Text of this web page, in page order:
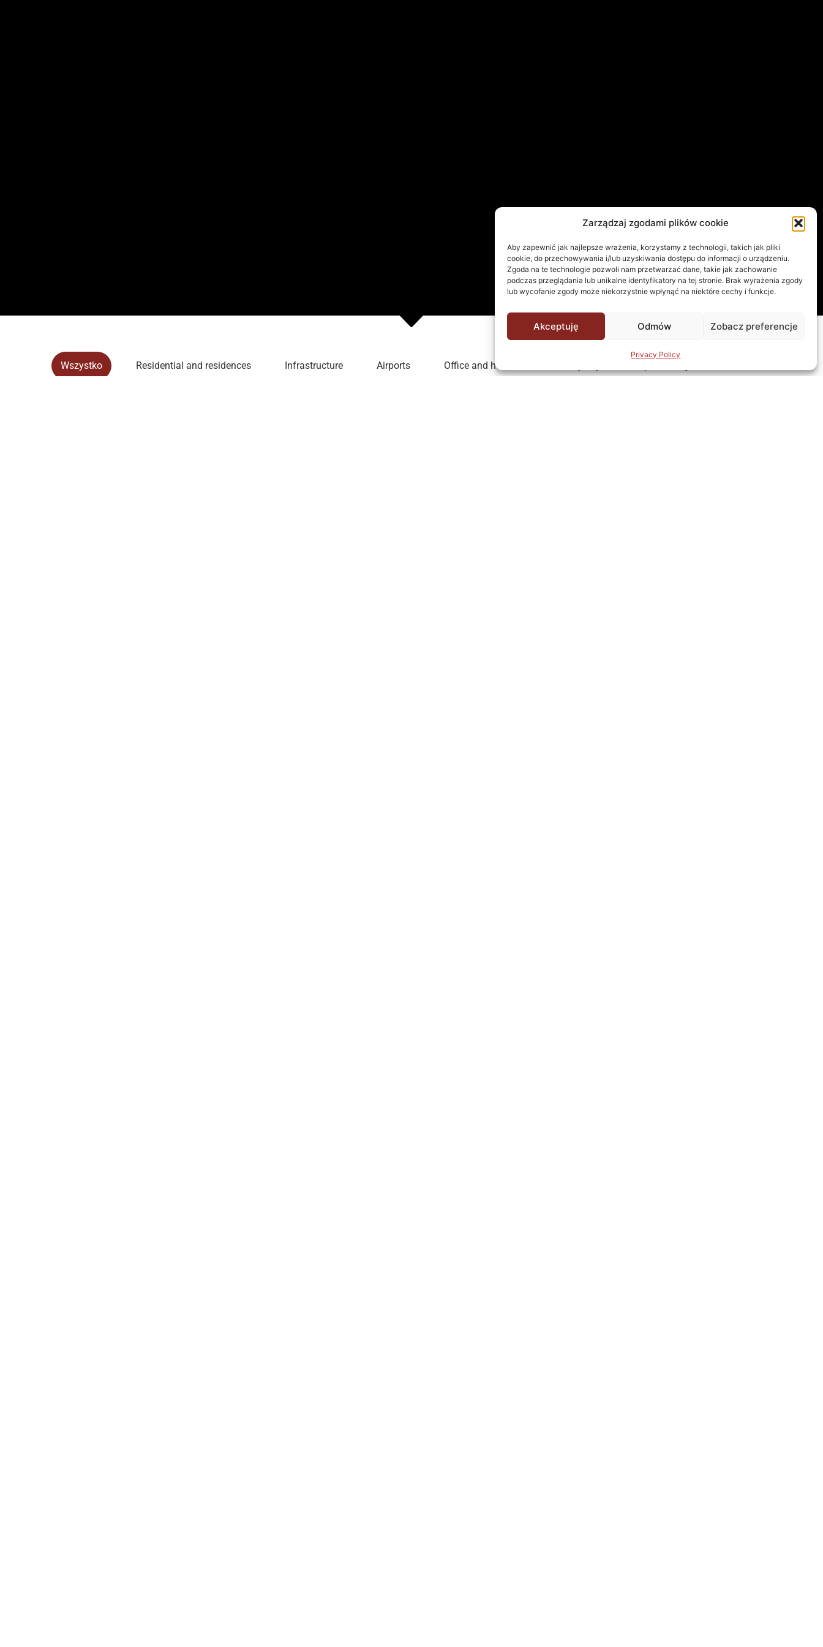
Zarządzaj zgodami plików cookie
Aby zapewnić jak najlepsze wrażenia, korzystamy z technologii, takich jak pliki
cookie, do przechowywania i/lub uzyskiwania dostępu do informacji o urządzeniu.
Zgoda na te technologie pozwoli nam przetwarzać dane, takie jak zachowanie
podczas przeglądania lub unikalne identyfikatory na tej stronie. Brak wyrażenia zgody
lub wycofanie zgody może niekorzystnie wpłynąć na niektóre cechy i funkcje.
Akceptuję Odmów Zobacz preferencje
Privacy Policy
Wszystko Residential and residences Infrastructure Airports Office and hotels